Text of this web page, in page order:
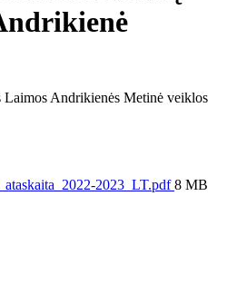
Andrikienės Metinė veiklos
2023_LT.pdf8 MB